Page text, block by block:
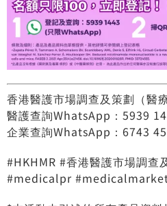
香港醫護市場調查及策劃（醫
醫護查詢WhatsApp：5939
企業查詢WhatsApp：6743
#HKHMR #香港醫護市場調查
#medicalpr